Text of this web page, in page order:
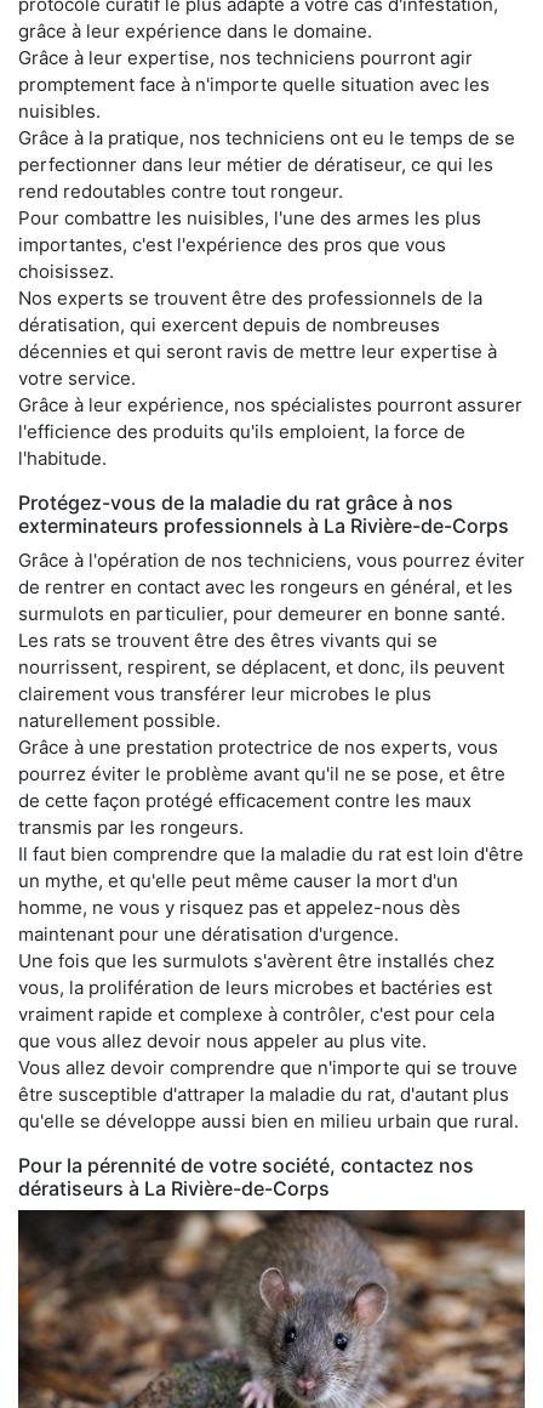
grâce à leur expérience dans le domaine.
Grâce à leur expertise, nos techniciens pourront agir
promptement face à n'importe quelle situation avec les
nuisibles.
Grâce à la pratique, nos techniciens ont eu le temps de se
perfectionner dans leur métier de dératiseur, ce qui les
rend redoutables contre tout rongeur.
Pour combattre les nuisibles, l'une des armes les plus
importantes, c'est l'expérience des pros que vous
choisissez.
Nos experts se trouvent être des professionnels de la
dératisation, qui exercent depuis de nombreuses
décennies et qui seront ravis de mettre leur expertise à
votre service.
Grâce à leur expérience, nos spécialistes pourront assurer
l'efficience des produits qu'ils emploient, la force de
l'habitude.
Protégez-vous de la maladie du rat grâce à nos
exterminateurs professionnels à La Rivière-de-Corps
Grâce à l'opération de nos techniciens, vous pourrez éviter
de rentrer en contact avec les rongeurs en général, et les
surmulots en particulier, pour demeurer en bonne santé.
Les rats se trouvent être des êtres vivants qui se
nourrissent, respirent, se déplacent, et donc, ils peuvent
clairement vous transférer leur microbes le plus
naturellement possible.
Grâce à une prestation protectrice de nos experts, vous
pourrez éviter le problème avant qu'il ne se pose, et être
de cette façon protégé efficacement contre les maux
transmis par les rongeurs.
Il faut bien comprendre que la maladie du rat est loin d'être
un mythe, et qu'elle peut même causer la mort d'un
homme, ne vous y risquez pas et appelez-nous dès
maintenant pour une dératisation d'urgence.
Une fois que les surmulots s'avèrent être installés chez
vous, la prolifération de leurs microbes et bactéries est
vraiment rapide et complexe à contrôler, c'est pour cela
que vous allez devoir nous appeler au plus vite.
Vous allez devoir comprendre que n'importe qui se trouve
être susceptible d'attraper la maladie du rat, d'autant plus
qu'elle se développe aussi bien en milieu urbain que rural.
Pour la pérennité de votre société, contactez nos
dératiseurs à La Rivière-de-Corps